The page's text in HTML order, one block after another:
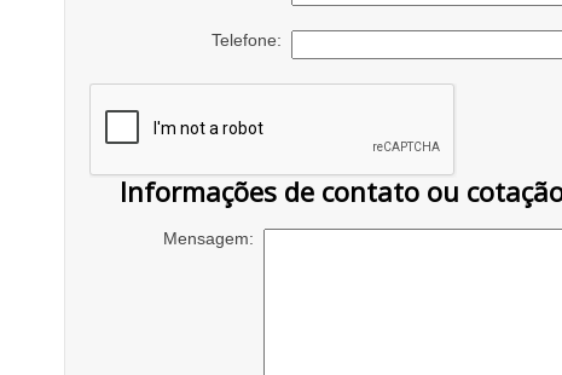
Telefone:
Informações de contato ou
Mensagem: